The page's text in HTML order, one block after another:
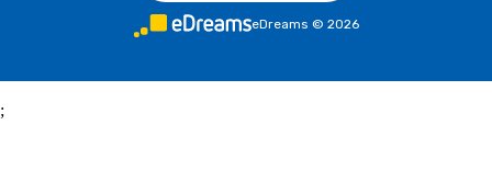
eDreams © 2026
;